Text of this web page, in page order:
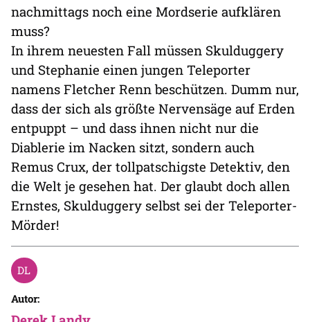
nachmittags noch eine Mordserie aufklären
muss?
In ihrem neuesten Fall müssen Skulduggery
und Stephanie einen jungen Teleporter
namens Fletcher Renn beschützen. Dumm nur,
dass der sich als größte Nervensäge auf Erden
entpuppt – und dass ihnen nicht nur die
Diablerie im Nacken sitzt, sondern auch
Remus Crux, der tollpatschigste Detektiv, den
die Welt je gesehen hat. Der glaubt doch allen
Ernstes, Skulduggery selbst sei der Teleporter-
Mörder!
Autor: